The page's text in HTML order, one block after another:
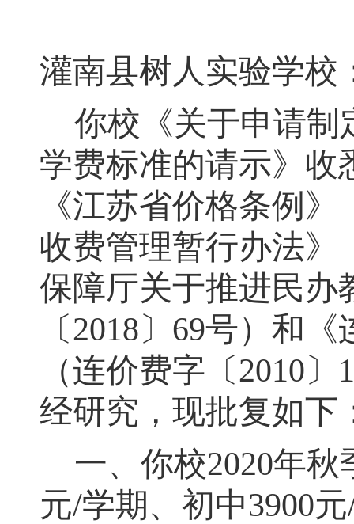
灌南县树人 实验学校
你校 《关于申请
学费标准的请示》 收
《江苏省价格条例
收费管理暂行办法》
保障厅关于推进民办
〔2018〕 69号） 和《
（连价费字〔2010〕
经研究，现批复如下
一、你校2020年秋
元/学期、初中3900元